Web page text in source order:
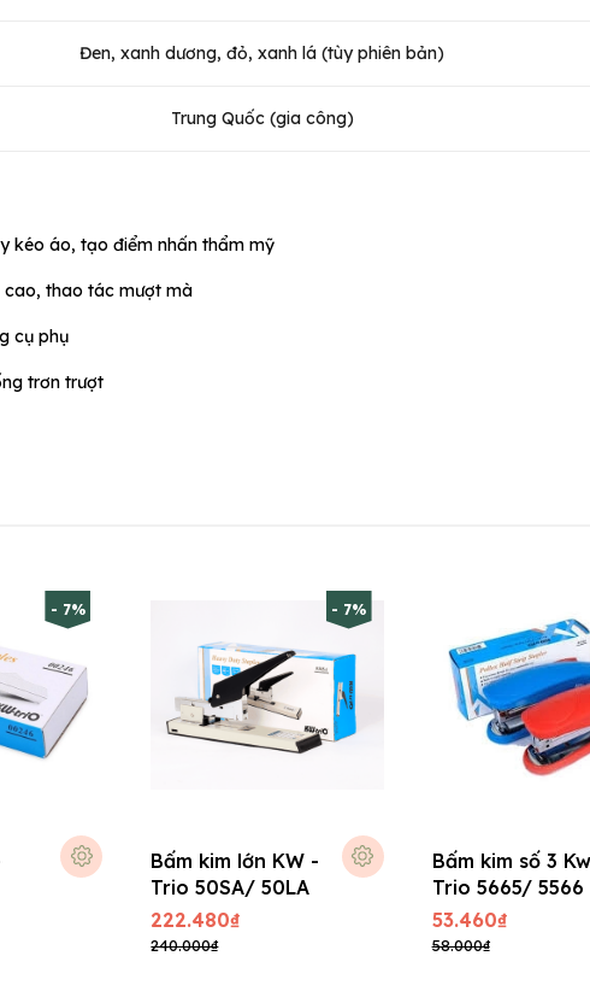
Đen, xanh dương, đỏ, xanh lá (tùy phiên bản)
Trung Quốc (gia công)
kéo áo, tạo điểm nhấn thẩm mỹ
thao tác mượt mà
cụ phụ
trơn trượt
- 7% - 7%
Bấm kim lớn KW -
Trio 50SA/ 50LA
222.480₫
240.000₫
Bấm kim số 3 Kw
Trio 5665/ 5566
53.460₫
58.000₫